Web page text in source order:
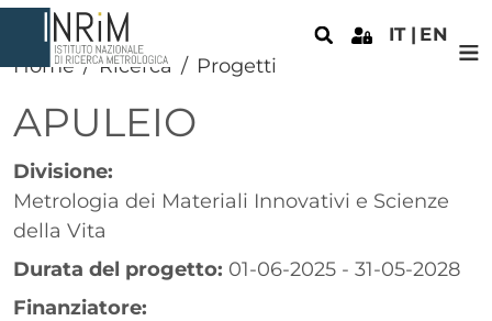
Salta al contenuto principale
IT EN
Home Ricerca Progetti
APULEIO
Divisione:
Metrologia dei Materiali Innovativi e Scienze
della Vita
Durata del progetto: 01-06-2025 - 31-05-2028
Finanziatore: